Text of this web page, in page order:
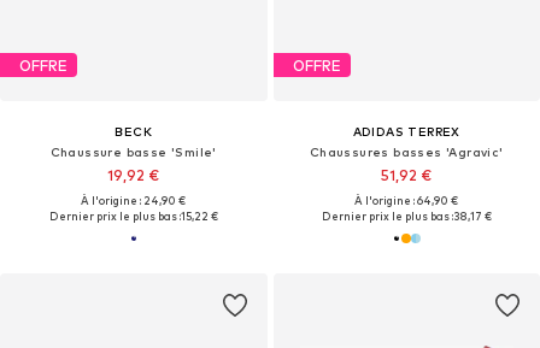
OFFRE
BECK
Chaussure basse 'Smile'
19,92 €
À l'origine : 24,90 €
Dernier prix le plus bas :15,22 €
OFFRE
ADIDAS TERREX
Chaussures basses 'Agravic'
51,92 €
À l'origine : 64,90 €
Dernier prix le plus bas :38,17 €